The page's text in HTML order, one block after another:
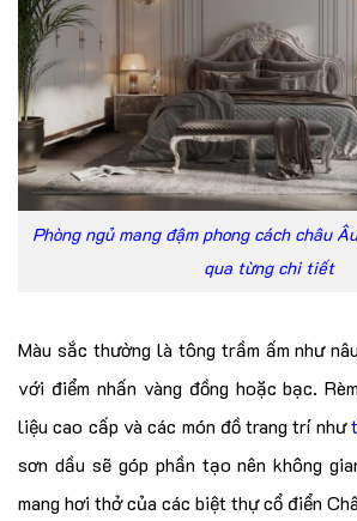
Phòng ngủ mang đậm phong cách châu
qua từng chi tiết
Màu sắc thường là tông trầm ấm như
với điểm nhấn vàng đồng hoặc bạc.
liệu cao cấp và các món đồ trang trí như
sơn dầu sẽ góp phần tạo nên không
mang hơi thở của các biệt thự cổ điển